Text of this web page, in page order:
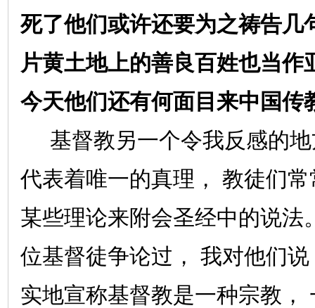
死了他们或许还要为之祷告几
片黄土地上的善良百姓也当作
今天他们还有何面目来中国传
基督教另一个令我反感的
代表着唯一的真理，
教徒们
某些理论来附会圣经中的说法
位基督徒争论过，
我对他们
实地宣称基督教是一种宗教，